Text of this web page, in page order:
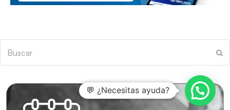
💬 ¿Necesitas ayuda?